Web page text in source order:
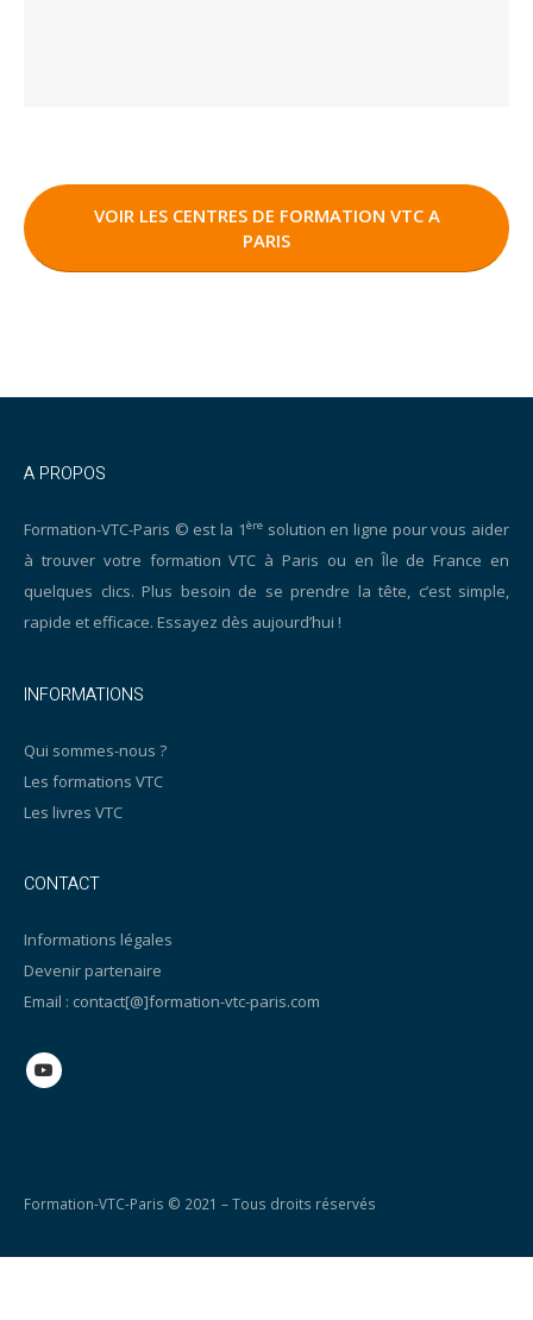
VOIR LES CENTRES DE FORMATION VTC A
PARIS
A PROPOS
Formation-VTC-Paris © est la 1èresolution en ligne pour vous aider
à trouver votre formation VTC à Paris ou en Île de France en
quelques clics. Plus besoin de se prendre la tête, c’est simple,
rapide et efficace. Essayez dès aujourd’hui !
INFORMATIONS
Qui sommes-nous ?
Les formations VTC
Les livres VTC
CONTACT
Informations légales
Devenir partenaire
Email : contact[@]formation-vtc-paris.com
Formation-VTC-Paris © 2021 – Tous droits réservés